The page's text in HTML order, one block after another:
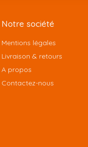
Notre société
Mentions légales
Livraison & retours
A propos
Contactez-nous